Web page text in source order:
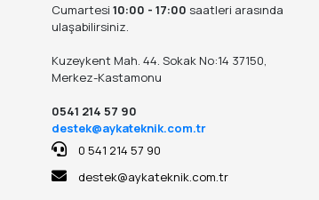
Cumartesi10:00 - 17:00 saatleri arasında
ulaşabilirsiniz.
Kuzeykent Mah. 44. Sokak No:14 37150,
Merkez-Kastamonu
0541 214 57 90
destek@aykateknik.com.tr
0 541 214 57 90
destek@aykateknik.com.tr